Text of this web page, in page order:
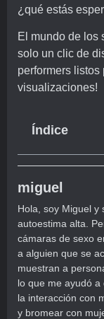
¿qué estás
El mundo de los
solo un clic de
performers listos
visualizaciones!
Índice
miguel
Hola, soy Miguel y
autoestima alta.
cámaras de sexo
a alguien que se
muestran a
lo que me ayudó a
la interacción con
y bromear con